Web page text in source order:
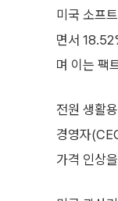
미국 소프
면서
며 이는 팩
전원 생활
경영자
가격 인상